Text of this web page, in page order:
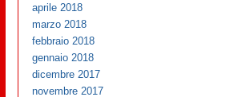
aprile 2018
marzo 2018
febbraio 2018
gennaio 2018
dicembre 2017
novembre 2017